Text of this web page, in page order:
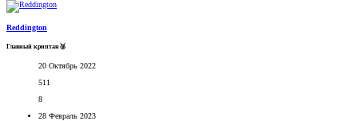
Reddington
Главный криптан🥉
20 Октябрь 2022
511
8
28 Февраль 2023